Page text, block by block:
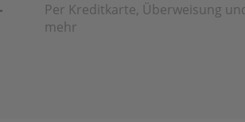
Per Kreditkarte, Überweisung
mehr